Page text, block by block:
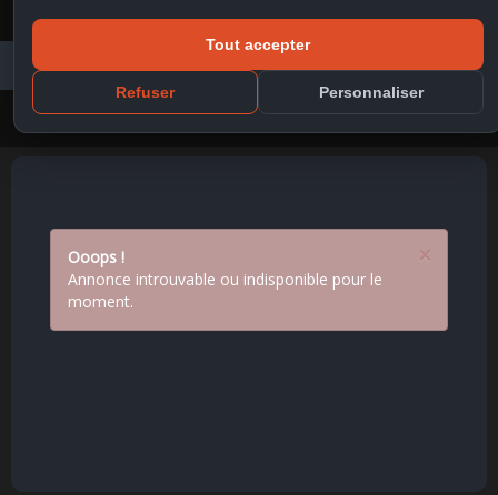
Tout accepter
Refuser Personnaliser
Toutes les annonces
Stelvio
ALFA ROMEO Stelvio 2018 Diesel Occasion Casablanca Maroc
×
Ooops !
Annonce introuvable ou indisponible pour le
moment.